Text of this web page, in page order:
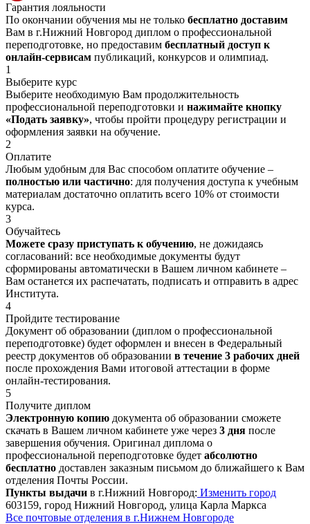
Гарантия лояльности
По окончании обучения мы не только бесплатно доставим
Вам в г.Нижний Новгород диплом о профессиональной
переподготовке, но предоставим бесплатный доступ к
онлайн-сервисам публикаций, конкурсов и олимпиад.
1
Выберите курс
Выберите необходимую Вам продолжительность
профессиональной переподготовки и нажимайте кнопку
«Подать заявку», чтобы пройти процедуру регистрации и
оформления заявки на обучение.
2
Оплатите
Любым удобным для Вас способом оплатите обучение –
полностью или частично: для получения доступа к учебным
материалам достаточно оплатить всего 10% от стоимости
курса.
3
Обучайтесь
Можете сразу приступать к обучению, не дожидаясь
согласований: все необходимые документы будут
сформированы автоматически в Вашем личном кабинете –
Вам останется их распечатать, подписать и отправить в адрес
Института.
4
Пройдите тестирование
Документ об образовании (диплом о профессиональной
переподготовке) будет оформлен и внесен в Федеральный
реестр документов об образовании в течение 3 рабочих дней
после прохождения Вами итоговой аттестации в форме
онлайн-тестирования.
5
Получите диплом
Электронную копию документа об образовании сможете
скачать в Вашем личном кабинете уже через 3 дня после
завершения обучения. Оригинал диплома о
профессиональной переподготовке будет абсолютно
бесплатно доставлен заказным письмом до ближайшего к Вам
отделения Почты России.
Пункты выдачи в г.Нижний Новгород: Изменить город
603159, город Нижний Новгород, улица Карла Маркса
Все почтовые отделения в г.Нижнем Новгороде